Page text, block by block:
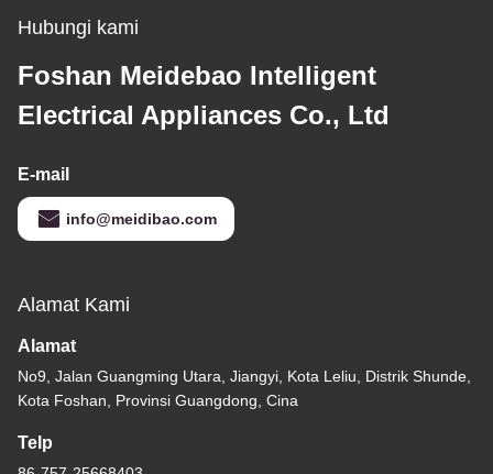
Hubungi kami
Foshan Meidebao Intelligent
Electrical Appliances Co., Ltd
E-mail
info@meidibao.com
Alamat Kami
Alamat
No9, Jalan Guangming Utara, Jiangyi, Kota Leliu, Distrik Shunde,
Kota Foshan, Provinsi Guangdong, Cina
Telp